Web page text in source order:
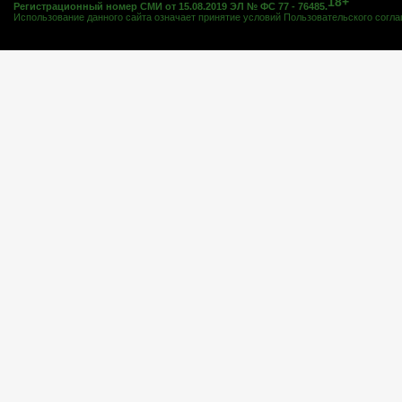
Регистрационный номер СМИ от 15.08.2019 ЭЛ № ФС 77 - 76485.
Использование данного сайта означает принятие условий Пользовательского